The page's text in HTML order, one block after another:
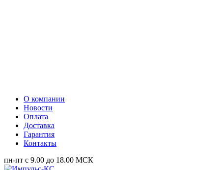
О компании
Новости
Оплата
Доставка
Гарантия
Контакты
пн-пт с 9.00 до 18.00 МСК